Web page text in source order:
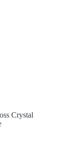
Crystal